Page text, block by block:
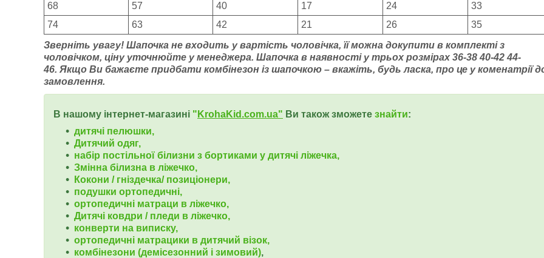
68
57 40 17 24
33
74
63 42 21 26
35
Зверніть увагу! Шапочка не входить у вартість чоловічка, її можна докупити в комплекті з
чоловічком, ціну уточнюйте у менеджера. Шапочка в наявності у трьох розмірах 36-38 40-42 44-
46. Якщо Ви бажаєте придбати комбінезон із шапочкою – вкажіть, будь ласка, про це у коменатрії
замовлення.
В нашому інтернет-магазині " KrohaKid.com.ua" Ви також зможете знайти:
дитячі пелюшки,
Дитячий одяг,
набір постільної білизни з бортиками у дитячі ліжечка,
Змінна білизна в ліжечко,
Кокони / гніздечка/ позиціонери,
подушки ортопедичні,
ортопедичні матраци в ліжечко,
Дитячі ковдри / пледи в ліжечко,
конверти на виписку,
ортопедичні матрацики в дитячий візок,
комбінезони (демісезонний і зимовий),